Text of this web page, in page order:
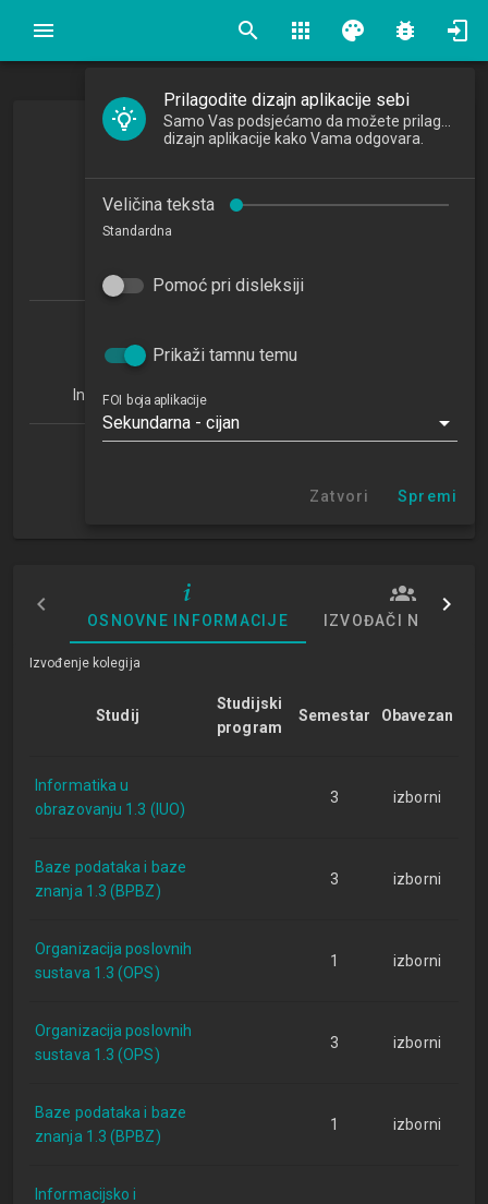
search apps palette bug_report
Analiza i razvoj programa
Software Analysis and Design
2021/2022
Baze podataka i baze znanja 1.3 (BPBZ)
Informacijsko i programsko inženjerstvo 1.3 (IPI)
OSNOVNE INFORMACIJE IZVOĐAČI NASTAVE
Izvođenje kolegija
Studij
Studijski
program
Semestar Obavezan
Informatika u
obrazovanju 1.3 (IUO)
3 izborni
Baze podataka i baze
znanja 1.3 (BPBZ)
3 izborni
Organizacija poslovnih
sustava 1.3 (OPS)
1 izborni
Organizacija poslovnih
sustava 1.3 (OPS)
3 izborni
Baze podataka i baze
znanja 1.3 (BPBZ)
1 izborni
Informacijsko i
Prilagodite dizajn aplikacije sebi
dizajn aplikacije kako Vama odgovara.
Veličina teksta
Standardna
Pomoć pri disleksiji
Prikaži tamnu temu
FOI boja aplikacije
Sekundarna - cijan
Zatvori Spremi